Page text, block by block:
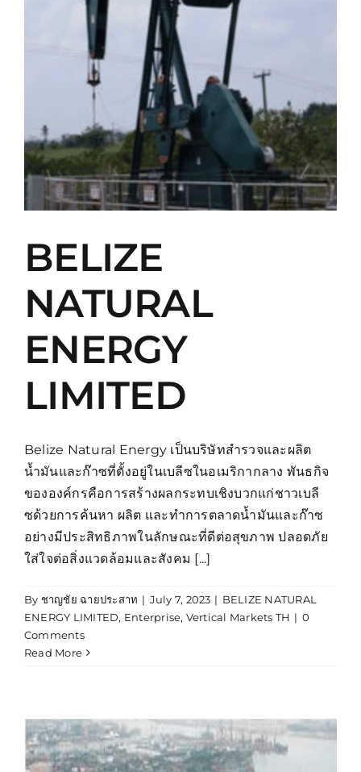
BELIZE
NATURAL
ENERGY
LIMITED
Belize Natural Energy เป็นบริษัทสำรวจและผลิต
น้ำมันและก๊าซที่ตั้งอยู่ในเบลีซในอเมริกากลาง พันธกิจ
ขององค์กรคือการสร้างผลกระทบเชิงบวกแก่ชาวเบลี
ซด้วยการค้นหา ผลิต และทำการตลาดน้ำมันและก๊าซ
อย่างมีประสิทธิภาพในลักษณะที่ดีต่อสุขภาพ ปลอดภัย
ใส่ใจต่อสิ่งแวดล้อมและสังคม [...]
By ชาญชัย ฉายประสาท | July 7, 2023 | BELIZE NATURAL
ENERGY LIMITED, Enterprise, Vertical Markets TH | 0
Comments
Read More